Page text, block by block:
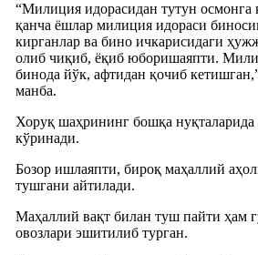
“Милиция идорасидан тутун осмонга
қанча ёшлар милиция идораси
кирганлар ва бино ичкарисидаги
олиб чиқиб, ёқиб юборишаяпти.
бинода йўк, афтидан қочиб
манба.
Хоруқ шаҳрининг бошқа нуқталарида
кўринади.
Бозор ишлаяпти, бироқ маҳаллий
тушгани айтилади.
Маҳаллий вақт билан туш пайти ҳам
овозлари эшитилиб турган.